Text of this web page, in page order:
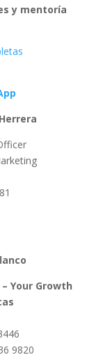
y mentoría
Your Growth
9820